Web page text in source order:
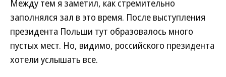
Между тем я заметил, как стремительно
заполнялся зал в это время. После выступления
президента Польши тут образовалось много
пустых мест. Но, видимо, российского президента
хотели услышать все.